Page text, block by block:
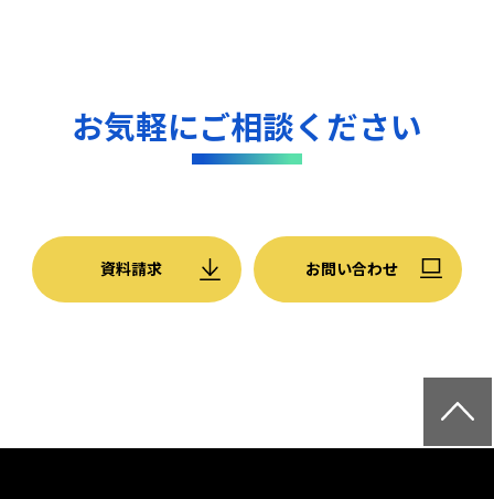
お気軽にご相談ください
資料請求 お問い合わせ